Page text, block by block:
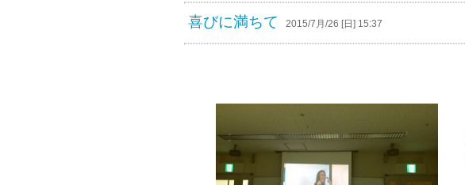
喜びに満ちて 2015/7月/26 [日] 15:37